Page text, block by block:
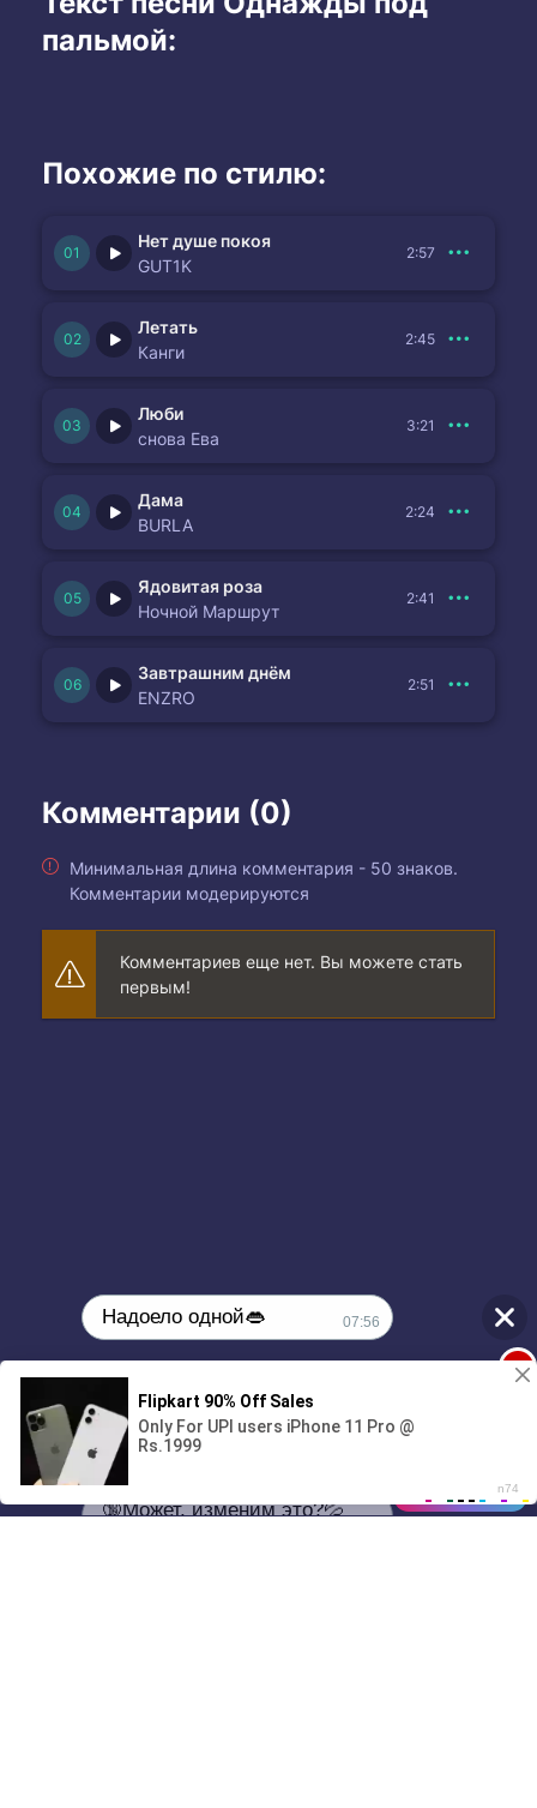
пальмой:
Похожие по стилю:
Нет душе покоя
GUT1K
2:57
Летать
Канги
2:45
Люби
снова Ева
3:21
Дама
BURLA
2:24
Ядовитая роза
Ночной Маршрут
2:41
Завтрашним днём
ENZRO
2:51
Комментарии (0)
Минимальная длина комментария - 50 знаков.
Комментарии модерируются
Комментариев еще нет. Вы можете стать
первым!
01/07
00:00
Надоело одной👄 07:56
🔞Может, изменим это?💦
1